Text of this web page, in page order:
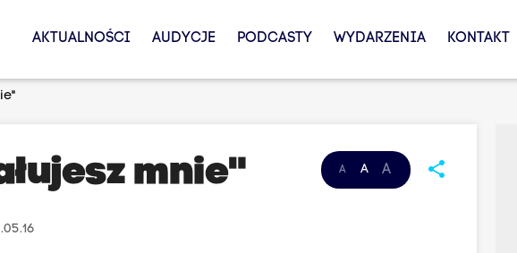
AKTUALNOŚCI AUDYCJE PODCASTY WYDARZENIA KONTAKT
A A A share
mnie"